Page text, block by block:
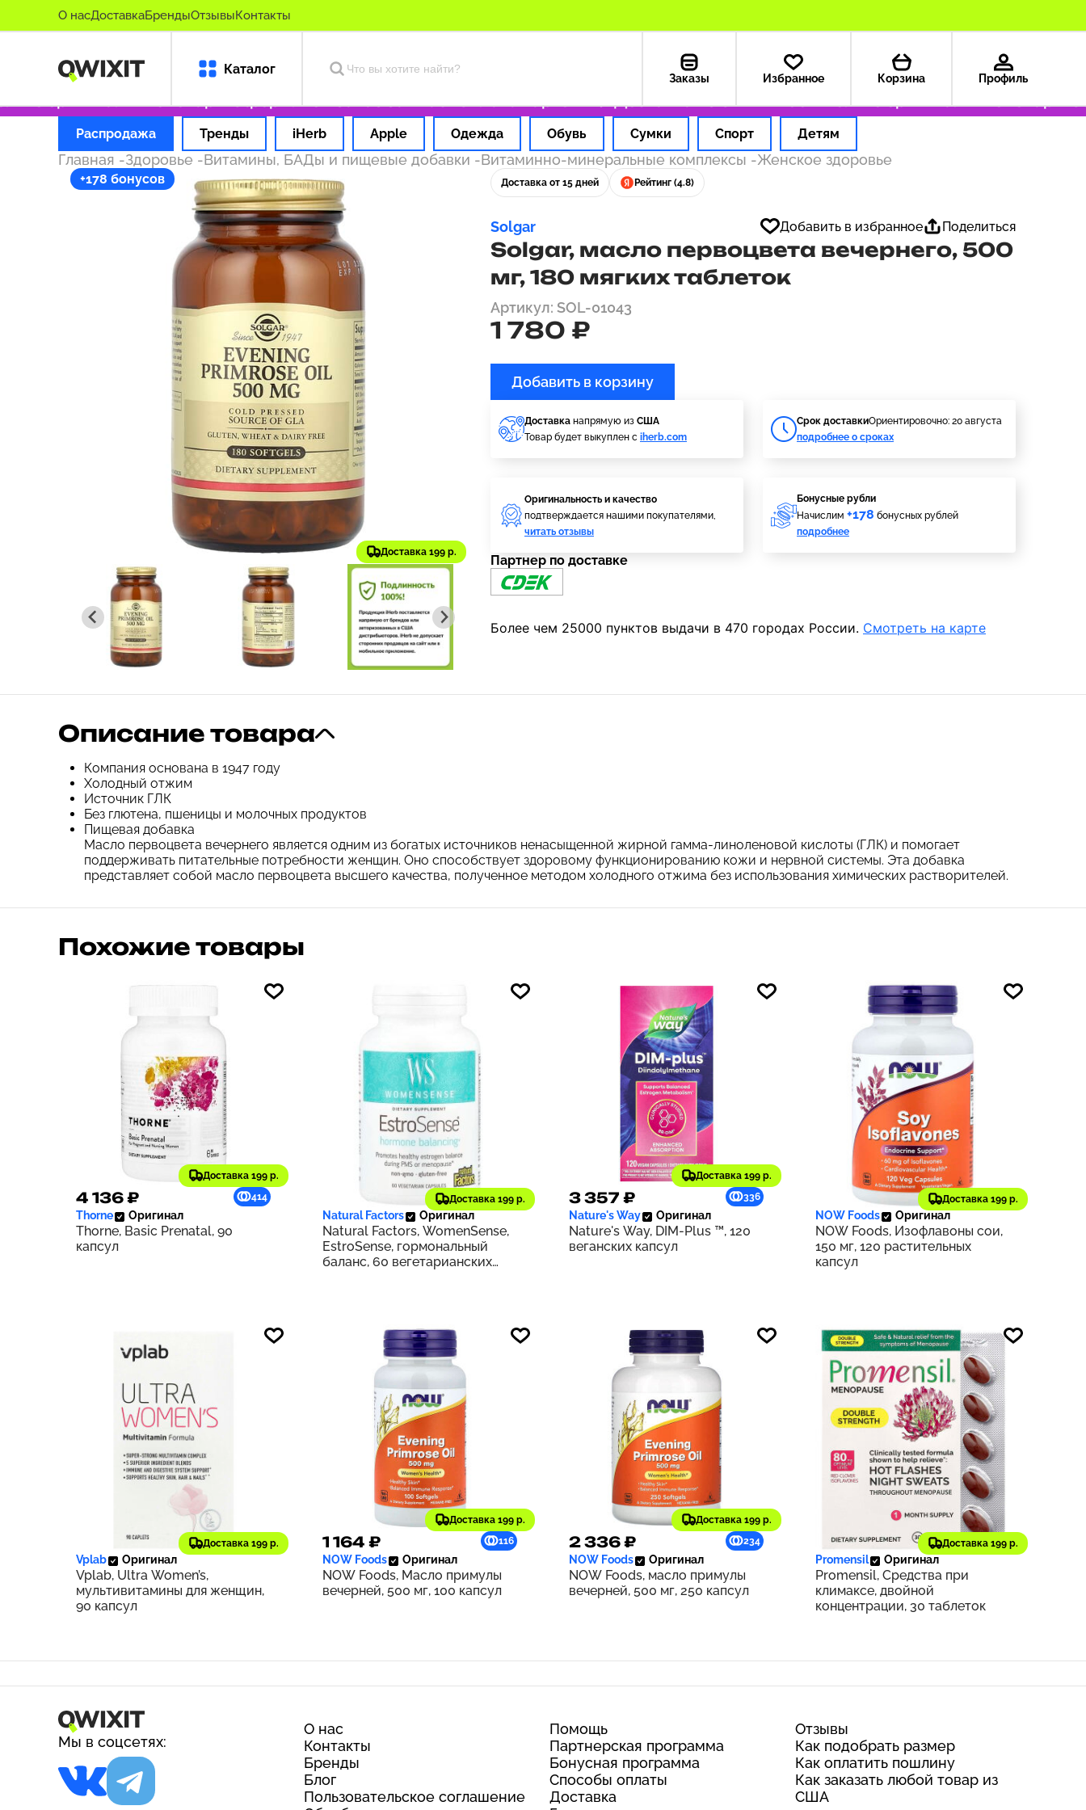
О насДоставкаБрендыОтзывыКонтакты
Каталог
Заказы Избранное Корзина Профиль
оригинальные товары Оформляем заказ за 1 час Оплата картой РФ Доставка из США — 199 ₽ Только оригинальные товары
Распродажа Тренды iHerb Apple Одежда Обувь Сумки Спорт Детям
Главная -Здоровье -Витамины, БАДы и пищевые добавки -Витаминно-минеральные комплексы -Женское здоровье
+178 бонусов
Доставка 199 р.
Доставка от 15 дней Рейтинг (4.8)
Solgar Добавить в избранное Поделиться
Solgar, масло первоцвета вечернего, 500
мг, 180 мягких таблеток
Артикул: SOL-01043
1 780 ₽
Добавить в корзину
Доставка напрямую из США
Товар будет выкуплен с iherb.com
Cрок доставкиОриентировочно: 20 августа
подробнее о сроках
Оригинальность и качество
подтверждается нашими покупателями,
читать отзывы
Бонусные рубли
Начислим +178 бонусных рублей
подробнее
Партнер по доставке
Более чем 25000 пунктов выдачи в 470 городах России. Смотреть на карте
Описание товара
Компания основана в 1947 году
Холодный отжим
Источник ГЛК
Без глютена, пшеницы и молочных продуктов
Пищевая добавка
Масло первоцвета вечернего является одним из богатых источников ненасыщенной жирной гамма-линоленовой кислоты (ГЛК) и помогает
поддерживать питательные потребности женщин. Оно способствует здоровому функционированию кожи и нервной системы. Эта добавка
представляет собой масло первоцвета высшего качества, полученное методом холодного отжима без использования химических растворителей.
Похожие товары
Доставка 199 р.
4 136 ₽ 414
Thorne Оригинал
Thorne, Basic Prenatal, 90
капсул
Доставка 199 р.
2 633 ₽ 263
Natural Factors Оригинал
Natural Factors, WomenSense,
EstroSense, гормональный
баланс, 60 вегетарианских
Доставка 199 р.
3 357 ₽ 336
Nature's Way Оригинал
Nature's Way, DIM-Plus ™, 120
веганских капсул
Доставка 199 р.
2 860 ₽ 286
NOW Foods Оригинал
NOW Foods, Изофлавоны сои,
150 мг, 120 растительных
капсул
Доставка 199 р.
2 380 ₽ 238
Vplab Оригинал
Vplab, Ultra Women’s,
мультивитамины для женщин,
90 капсул
Доставка 199 р.
1 164 ₽ 116
NOW Foods Оригинал
NOW Foods, Масло примулы
вечерней, 500 мг, 100 капсул
Доставка 199 р.
2 336 ₽ 234
NOW Foods Оригинал
NOW Foods, масло примулы
вечерней, 500 мг, 250 капсул
Доставка 199 р.
2 695 ₽ 270
Promensil Оригинал
Promensil, Средства при
климаксе, двойной
концентрации, 30 таблеток
Мы в соцсетях:
О нас
Контакты
Бренды
Блог
Пользовательское соглашение
Помощь
Партнерская программа
Бонусная программа
Способы оплаты
Доставка
Отзывы
Как подобрать размер
Как оплатить пошлину
Как заказать любой товар из
США